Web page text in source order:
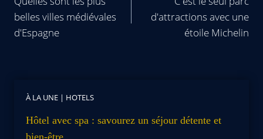
belles villes médiévales
d'Espagne
d'attractions avec une
étoile Michelin
À LA UNE | HOTELS
Hôtel avec spa : savourez un séjour détente et
bien-être